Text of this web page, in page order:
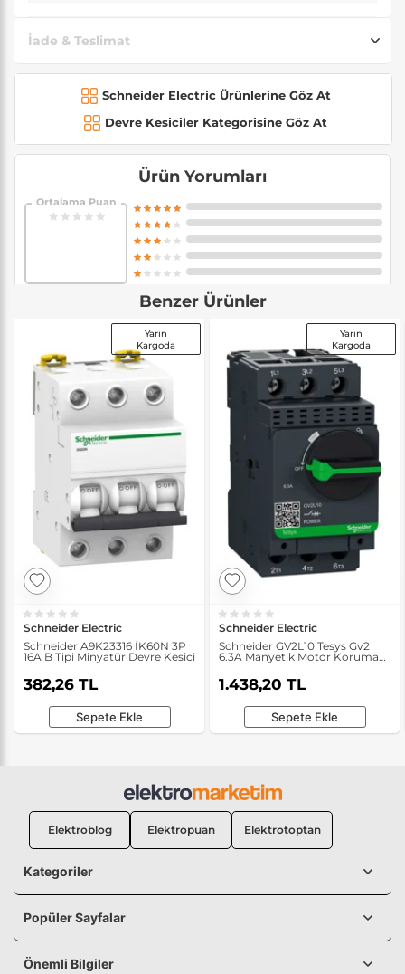
İade & Teslimat
Schneider Electric Ürünlerine Göz At
Devre Kesiciler Kategorisine Göz At
Ürün Yorumları
Ortalama Puan
Benzer Ürünler
Yarın
Kargoda
Schneider Electric
Schneider A9K23316 İK60N 3P
16A B Tipi Minyatür Devre Kesici
382,26 TL
Sepete Ekle
Yarın
Kargoda
Schneider Electric
Schneider GV2L10 Tesys Gv2
6.3A Manyetik Motor Koruma
1.438,20 TL
Sepete Ekle
Elektroblog Elektropuan Elektrotoptan
Kategoriler
Popüler Sayfalar
Önemli Bilgiler